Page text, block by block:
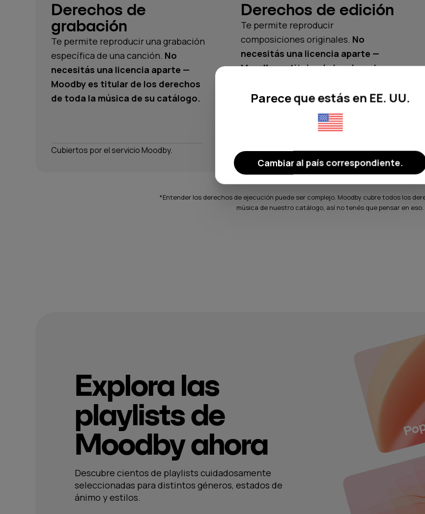
*Entender los derechos de ejecución puede ser complejo. Moodby cubre todos los
música de nuestro catálogo, así no tenés que pensar en eso.
Derechos de
grabación
Te permite reproducir una grabación
específica de una canción. No
necesitás una licencia aparte —
Moodby es titular de los derechos
de toda la música de su catálogo.
Cubiertos por el servicio Moodby.
Derechos de edición
Te permite reproducir
composiciones originales. No
necesitás una licencia aparte —
Moodby es titular de los derechos
Cubiertos por el servicio Moodby.
Descubre cientos de playlists cuidadosamente
seleccionadas para distintos géneros, estados de
ánimo y estilos.
Explora las
playlists de
Moodby ahora
Parece que estás en EE. UU.
Cambiar al país correspondiente.